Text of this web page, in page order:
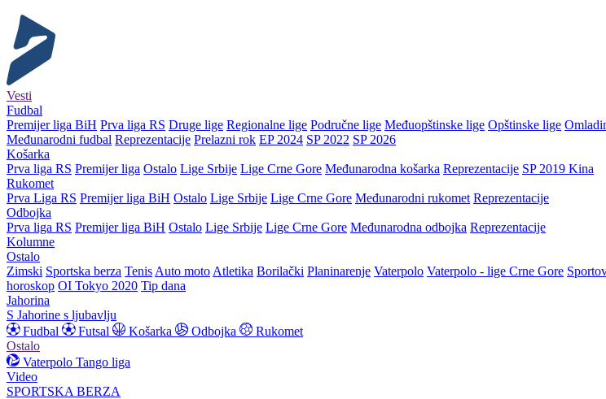
Vesti
Fudbal
Premijer liga BiH Prva liga RS Druge lige Regionalne lige Područne lige Međuopštinske lige Opštinske lige
Međunarodni fudbal Reprezentacije Prelazni rok EP 2024 SP 2022 SP 2026
Košarka
Prva liga RS Premijer liga Ostalo Lige Srbije Lige Crne Gore Međunarodna košarka Reprezentacije SP 2019 Kina
Rukomet
Prva Liga RS Premijer liga BiH Ostalo Lige Srbije Lige Crne Gore Međunarodni rukomet Reprezentacije
Odbojka
Prva liga RS Premijer liga BiH Ostalo Lige Srbije Lige Crne Gore Međunarodna odbojka Reprezentacije
Kolumne
Ostalo
Zimski Sportska berza Tenis Auto moto Atletika Borilački Planinarenje Vaterpolo Vaterpolo - lige Crne Gore
horoskop OI Tokyo 2020 Tip dana
Jahorina
S Jahorine s ljubavlju
Fudbal
Futsal Košarka Odbojka
Rukomet
Ostalo
Vaterpolo Tango liga
Video
SPORTSKA BERZA